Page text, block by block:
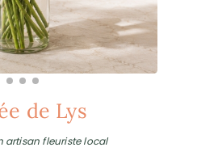
de Lys
artisan fleuriste local